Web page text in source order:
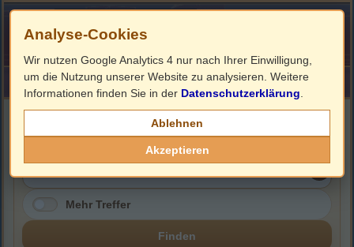
HOME ImpressumLinks
Mehr Treffer
Finden
Analyse-Cookies
Wir nutzen Google Analytics 4 nur nach Ihrer Einwilligung,
um die Nutzung unserer Website zu analysieren. Weitere
Informationen finden Sie in der Datenschutzerklärung
Ablehnen
Akzeptieren